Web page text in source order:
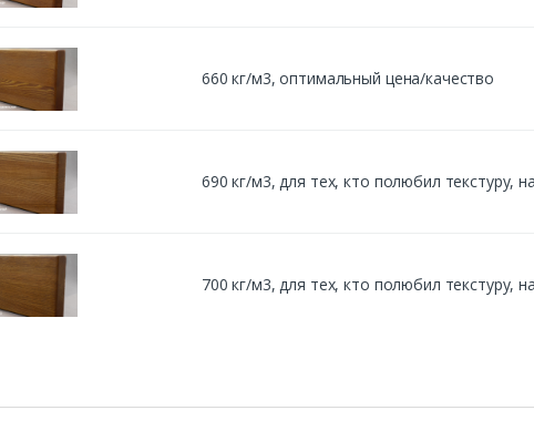
660 кг/м3, оптимальный цена/качество
690 кг/м3, для тех, кто полюбил текстуру,
700 кг/м3, для тех, кто полюбил текстуру,